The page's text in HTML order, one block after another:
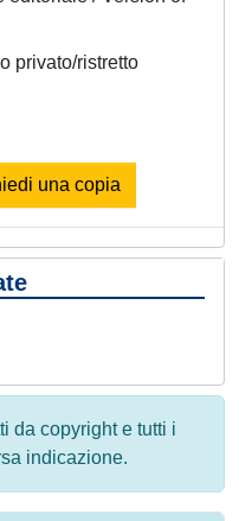
privato/ristretto
una copia
da copyright e tutti i
indicazione.